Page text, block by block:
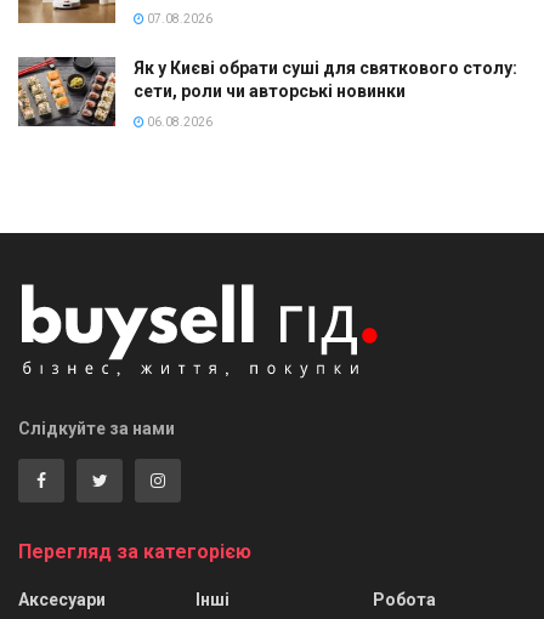
07.08.2026
Як у Києві обрати суші для святкового столу:
сети, роли чи авторські новинки
06.08.2026
Слідкуйте за нами
Перегляд за категорією
Аксесуари
Інші
Робота